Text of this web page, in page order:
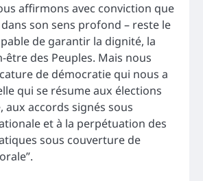
affirmons avec conviction que
son sens profond – reste le
de garantir la dignité, la
être des Peuples. Mais nous
de démocratie qui nous a
qui se résume aux élections
aux accords signés sous
et à la perpétuation des
sous couverture de